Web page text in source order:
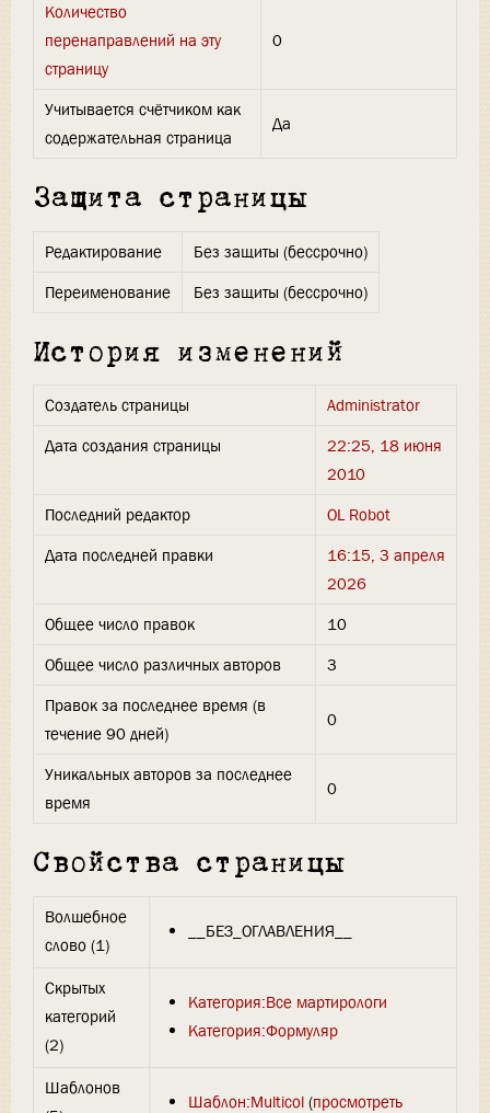
Количество
перенаправлений на эту
страницу
0
Учитывается счётчиком как
содержательная страница
Да
Защита страницы
Редактирование
Без защиты (бессрочно)
Переименование
Без защиты (бессрочно)
История изменений
Создатель страницы
Administrator
Дата создания страницы
22:25, 18 июня
2010
Последний редактор
OL Robot
Дата последней правки
16:15, 3 апреля
2026
Общее число правок
10
Общее число различных авторов
3
Правок за последнее время (в
течение 90 дней)
0
Уникальных авторов за последнее
время
0
Свойства страницы
Волшебное
слово (1)
__БЕЗ_ОГЛАВЛЕНИЯ__
Скрытых
категорий
(2)
Категория:Все мартирологи
Категория:Формуляр
Шаблонов
Шаблон:Multicol(просмотреть